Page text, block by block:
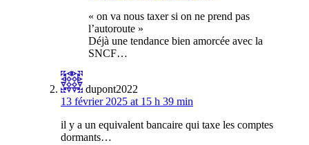
« on va nous taxer si on ne prend pas
l’autoroute »
Déjà une tendance bien amorcée avec la
SNCF…
dupont2022
13 février 2025 at 15 h 39 min
il y a un equivalent bancaire qui taxe les comptes
dormants…